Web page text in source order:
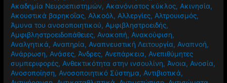
Ακαδημία Νευροεπιστημών, Ακανόνιστος κύκλος, Ακινησία,
Ακουστικά βαρηκοΐας, Αλκοόλ, Αλλεργίες, Αλτρουισμός,
Άμυνα του ανοσοποιητικού, Αμφιβληστροειδής,
Αμφιβληστροειδοπάθειες, Ανακοπή, Ανακούφιση,
Αναλγητικά, Αναπηρία, Αναπνευστική Λειτουργία, Αναπνοή,
Ανάρρωση, Ανάσες, Άνδρες, Ανεπάρκεια, Ανεπιθύμητες
συμπεριφορές, Ανθεκτικότητα στην ινσουλίνη, Άνοια, Ανοσία,
Ανοσοποίηση, Ανοσοποιητικό Σύστημα, Αντιβιοτικά,